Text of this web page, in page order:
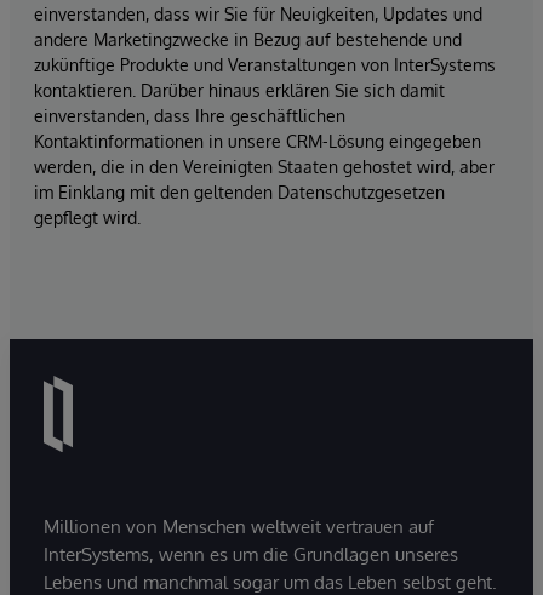
einverstanden, dass wir Sie für Neuigkeiten, Updates und
andere Marketingzwecke in Bezug auf bestehende und
zukünftige Produkte und Veranstaltungen von InterSystems
kontaktieren. Darüber hinaus erklären Sie sich damit
einverstanden, dass Ihre geschäftlichen
Kontaktinformationen in unsere CRM-Lösung eingegeben
werden, die in den Vereinigten Staaten gehostet wird, aber
im Einklang mit den geltenden Datenschutzgesetzen
gepflegt wird.
Millionen von Menschen weltweit vertrauen auf
InterSystems, wenn es um die Grundlagen unseres
Lebens und manchmal sogar um das Leben selbst geht.